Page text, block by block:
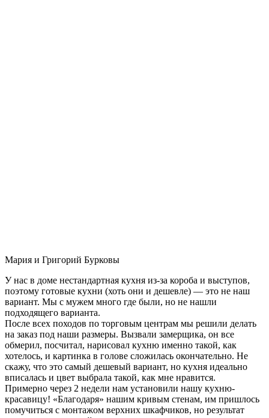
Мария и Григорий Бурковы
У нас в доме нестандартная кухня из-за короба и выступов,
поэтому готовые кухни (хоть они и дешевле) — это не наш
вариант. Мы с мужем много где были, но не нашли
подходящего варианта.
После всех походов по торговым центрам мы решили делать
на заказ под наши размеры. Вызвали замерщика, он все
обмерил, посчитал, нарисовал кухню именно такой, как
хотелось, и картинка в голове сложилась окончательно. Не
скажу, что это самый дешевый вариант, но кухня идеально
вписалась и цвет выбрала такой, как мне нравится.
Примерно через 2 недели нам установили нашу кухню-
красавицу! «Благодаря» нашим кривым стенам, им пришлось
помучиться с монтажом верхних шкафчиков, но результат